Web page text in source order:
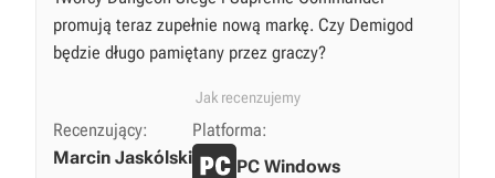
promują teraz zupełnie nową markę. Czy Demigod
będzie długo pamiętany przez graczy?
Jak recenzujemy
Recenzujący:
Marcin Jaskólski
Platforma:
PC Windows